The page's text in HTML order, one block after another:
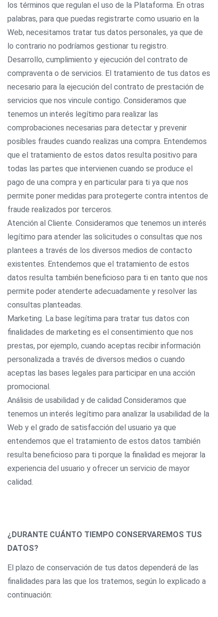
los términos que regulan el uso de la Plataforma. En otras
palabras, para que puedas registrarte como usuario en la
Web, necesitamos tratar tus datos personales, ya que de
lo contrario no podríamos gestionar tu registro.
Desarrollo, cumplimiento y ejecución del contrato de
compraventa o de servicios. El tratamiento de tus datos es
necesario para la ejecución del contrato de prestación de
servicios que nos vincule contigo. Consideramos que
tenemos un interés legítimo para realizar las
comprobaciones necesarias para detectar y prevenir
posibles fraudes cuando realizas una compra. Entendemos
que el tratamiento de estos datos resulta positivo para
todas las partes que intervienen cuando se produce el
pago de una compra y en particular para ti ya que nos
permite poner medidas para protegerte contra intentos de
fraude realizados por terceros.
Atención al Cliente. Consideramos que tenemos un interés
legítimo para atender las solicitudes o consultas que nos
plantees a través de los diversos medios de contacto
existentes. Entendemos que el tratamiento de estos
datos resulta también beneficioso para ti en tanto que nos
permite poder atenderte adecuadamente y resolver las
consultas planteadas.
Marketing. La base legítima para tratar tus datos con
finalidades de marketing es el consentimiento que nos
prestas, por ejemplo, cuando aceptas recibir información
personalizada a través de diversos medios o cuando
aceptas las bases legales para participar en una acción
promocional.
Análisis de usabilidad y de calidad Consideramos que
tenemos un interés legítimo para analizar la usabilidad de la
Web y el grado de satisfacción del usuario ya que
entendemos que el tratamiento de estos datos también
resulta beneficioso para ti porque la finalidad es mejorar la
experiencia del usuario y ofrecer un servicio de mayor
calidad.
¿DURANTE CUÁNTO TIEMPO CONSERVAREMOS TUS
DATOS?
El plazo de conservación de tus datos dependerá de las
finalidades para las que los tratemos, según lo explicado a
continuación: